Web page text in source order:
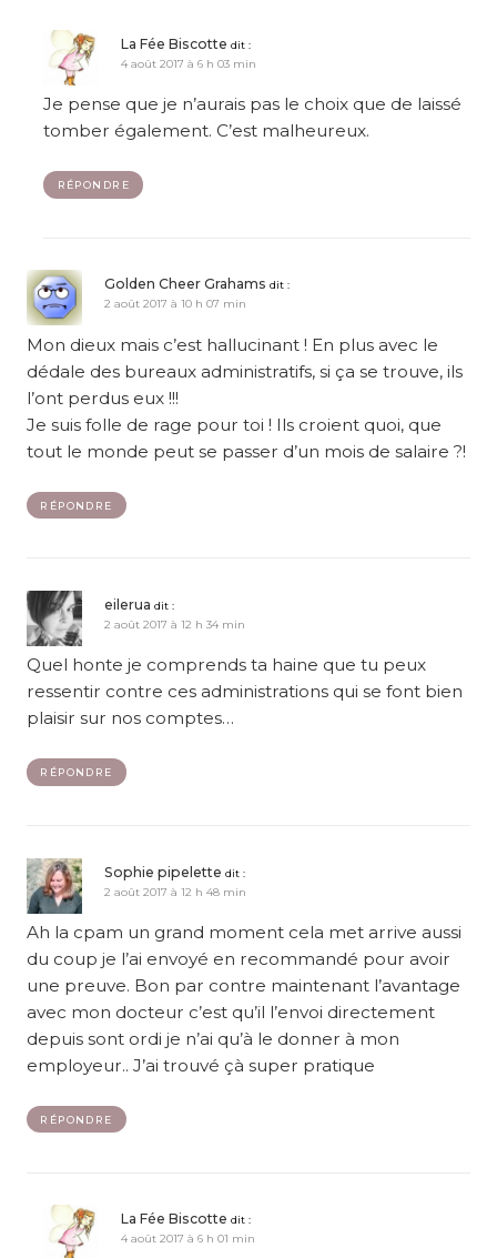
La Fée Biscotte dit :
4 août 2017 à 6 h 03 min
Je pense que je n’aurais pas le choix que de laissé
tomber également. C’est malheureux.
RÉPONDRE
Golden Cheer Grahams dit :
2 août 2017 à 10 h 07 min
Mon dieux mais c’est hallucinant ! En plus avec le
dédale des bureaux administratifs, si ça se trouve, ils
l’ont perdus eux !!!
Je suis folle de rage pour toi ! Ils croient quoi, que
tout le monde peut se passer d’un mois de salaire ?!
RÉPONDRE
eilerua dit :
2 août 2017 à 12 h 34 min
Quel honte je comprends ta haine que tu peux
ressentir contre ces administrations qui se font bien
plaisir sur nos comptes…
RÉPONDRE
Sophie pipelette dit :
2 août 2017 à 12 h 48 min
Ah la cpam un grand moment cela met arrive aussi
du coup je l’ai envoyé en recommandé pour avoir
une preuve. Bon par contre maintenant l’avantage
avec mon docteur c’est qu’il l’envoi directement
depuis sont ordi je n’ai qu’à le donner à mon
employeur.. J’ai trouvé çà super pratique
RÉPONDRE
La Fée Biscotte dit :
4 août 2017 à 6 h 01 min